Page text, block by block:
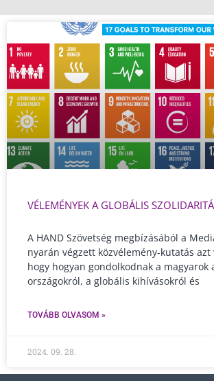
VÉLEMÉNYEK A GLOBÁLIS
A HAND Szövetség megbízásából a
nyarán végzett közvélemény-kutatás azt
hogy hogyan gondolkodnak a magyarok
országokról, a globális kihívásokról és
TOVÁBB OLVASOM »
2024. 09. 28.